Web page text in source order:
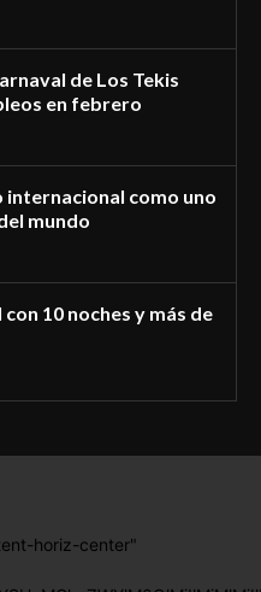
de Los Tekis
en febrero
como uno
mundo
10 noches y más de
horiz-center"